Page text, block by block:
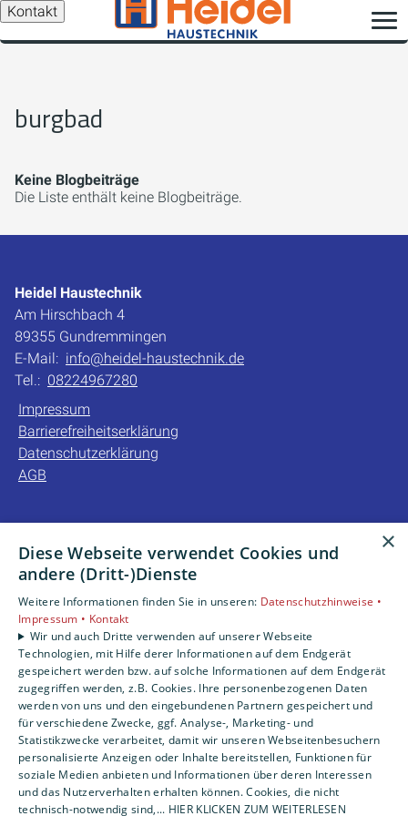
Kontakt
burgbad
Keine Blogbeiträge
Die Liste enthält keine Blogbeiträge.
Heidel Haustechnik
Am Hirschbach 4
89355 Gundremmingen
E-Mail: info@heidel-haustechnik.de
Tel.: 08224967280
Impressum
Barrierefreiheitserklärung
Datenschutzerklärung
AGB
Privatkunden
Gewerbekunden
Karriere
Unternehmen
Kontakt
×
Diese Webseite verwendet Cookies und
andere (Dritt-)Dienste
Weitere Informationen finden Sie in unseren: Datenschutzhinweise •
Impressum • Kontakt
Wir und auch Dritte verwenden auf unserer Webseite
Technologien, mit Hilfe derer Informationen auf dem Endgerät
gespeichert werden bzw. auf solche Informationen auf dem Endgerät
zugegriffen werden, z.B. Cookies. Ihre personenbezogenen Daten
werden von uns und den eingebundenen Partnern gespeichert und
für verschiedene Zwecke, ggf. Analyse-, Marketing- und
Statistikzwecke verarbeitet, damit wir unseren Webseitenbesuchern
personalisierte Anzeigen oder Inhalte bereitstellen, Funktionen für
soziale Medien anbieten und Informationen über deren Interessen
und das Nutzerverhalten erhalten können. Cookies, die nicht
technisch-notwendig sind,... HIER KLICKEN ZUM WEITERLESEN